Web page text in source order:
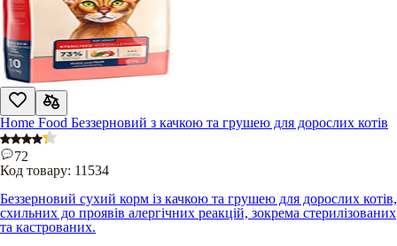
Home Food Беззерновий з качкою та грушею для дорослих котів
72
Код товару: 11534
Беззерновий сухий корм із качкою та грушею для дорослих котів,
схильних до проявів алергічних реакцій, зокрема стерилізованих
та кастрованих.